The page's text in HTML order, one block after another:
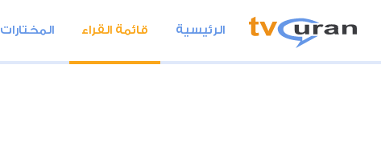
الرئيسية قائمة القراء المختارات